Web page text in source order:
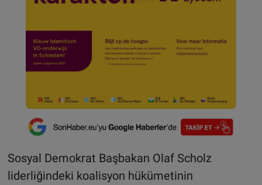
Sosyal Demokrat Başbakan Olaf Scholz
liderliğindeki koalisyon hükümetinin